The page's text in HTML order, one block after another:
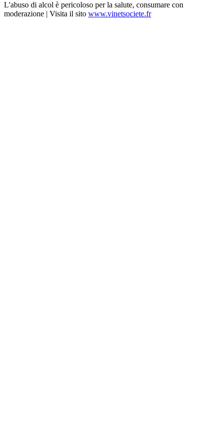
L'abuso di alcol è pericoloso per la salute, consumare con
moderazione | Visita il sito www.vinetsociete.fr